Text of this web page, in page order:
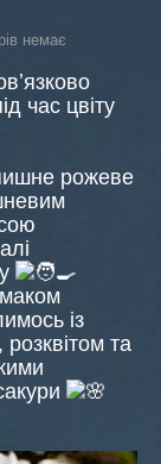
немає
час цвіту
рожеве
із
та